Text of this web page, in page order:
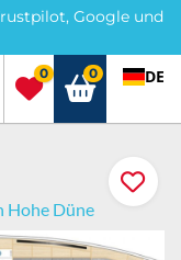
Google und
5741 3222690
0 0 DE
Hohe Düne